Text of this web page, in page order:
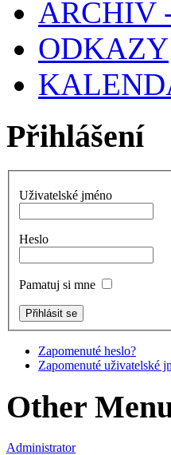
ARCHIV
ODKAZY
Přihlášení
Uživatelské jméno
Heslo
Pamatuj si mne
Zapomenuté heslo?
Zapomenuté uživatelské
Other
Administrator